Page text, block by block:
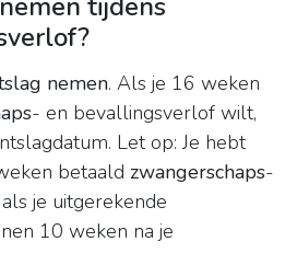
nemen. Als je 16 weken
- en bevallingsverlof wilt,
Let op: Je hebt
betaald zwangerschaps-
je uitgerekende
10 weken na je